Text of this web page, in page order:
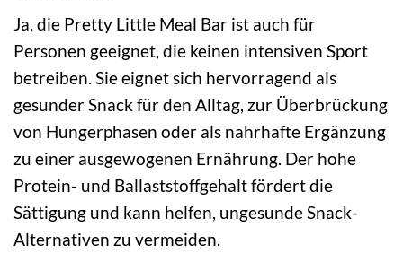
Ja, die Pretty Little Meal Bar ist auch für
Personen geeignet, die keinen intensiven Sport
betreiben. Sie eignet sich hervorragend als
gesunder Snack für den Alltag, zur Überbrückung
von Hungerphasen oder als nahrhafte Ergänzung
zu einer ausgewogenen Ernährung. Der hohe
Protein- und Ballaststoffgehalt fördert die
Sättigung und kann helfen, ungesunde Snack-
Alternativen zu vermeiden.